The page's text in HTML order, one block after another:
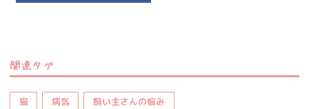
関連タグ
猫 病気 飼い主さんの悩み